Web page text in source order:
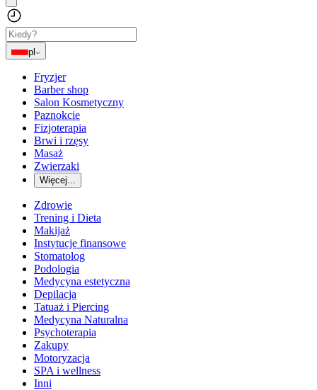
pl
Fryzjer
Barber shop
Salon Kosmetyczny
Paznokcie
Fizjoterapia
Brwi i rzęsy
Masaż
Zwierzaki
Więcej...
Zdrowie
Trening i Dieta
Makijaż
Instytucje finansowe
Stomatolog
Podologia
Medycyna estetyczna
Depilacja
Tatuaż i Piercing
Medycyna Naturalna
Psychoterapia
Zakupy
Motoryzacja
SPA i wellness
Inni